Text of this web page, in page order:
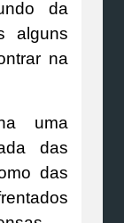
da
alguns
na
uma
das
das